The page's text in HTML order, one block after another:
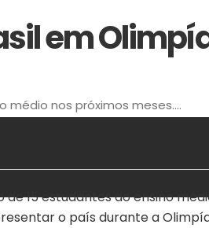
em
nos próximos meses....
15 estudantes do ensino
o país durante a